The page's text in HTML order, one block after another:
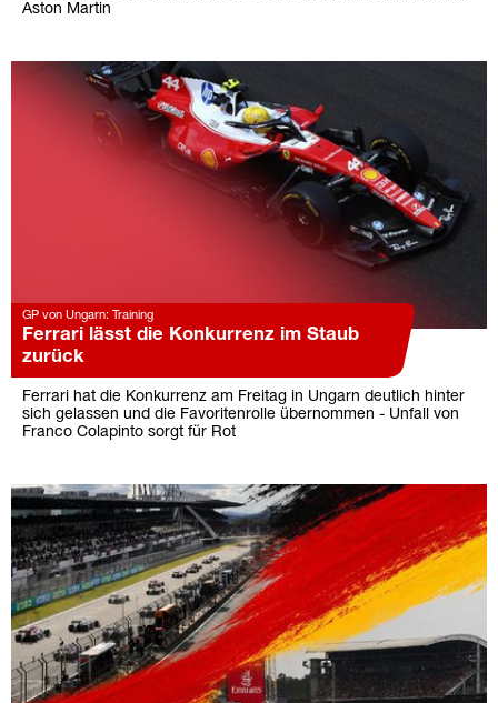
Aston Martin
GP von Ungarn: Training
Ferrari lässt die Konkurrenz im Staub
zurück
Ferrari hat die Konkurrenz am Freitag in Ungarn deutlich hinter
sich gelassen und die Favoritenrolle übernommen - Unfall von
Franco Colapinto sorgt für Rot